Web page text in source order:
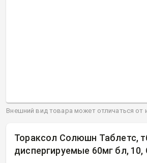
Тораксол Солюшн Таблетс,
диспергируемые 60мг бл,
Внешний вид товара может отличаться от